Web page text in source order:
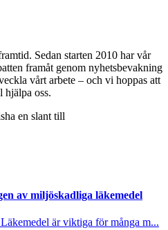
Sedan starten 2010 har vår
framåt genom nyhetsbevakning
vårt arbete – och vi hoppas att
hjälpa oss.
en slant till
av miljöskadliga läkemedel
Läkemedel är viktiga för många m...